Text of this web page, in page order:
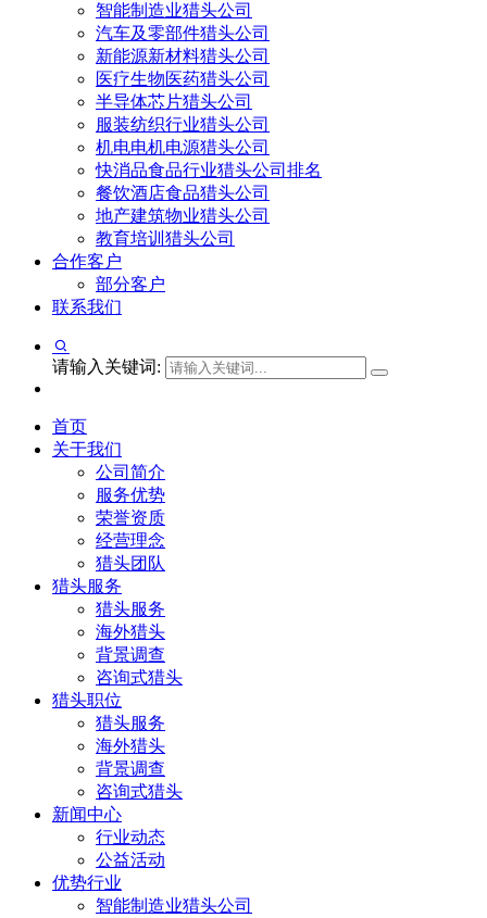
智能制造业猎头公司
汽车及零部件猎头公司
新能源新材料猎头公司
医疗生物医药猎头公司
半导体芯片猎头公司
服装纺织行业猎头公司
机电电机电源猎头公司
快消品食品行业猎头公司排名
餐饮酒店食品猎头公司
地产建筑物业猎头公司
教育培训猎头公司
合作客户
部分客户
联系我们
请输入关键词:
首页
关于我们
公司简介
服务优势
荣誉资质
经营理念
猎头团队
猎头服务
猎头服务
海外猎头
背景调查
咨询式猎头
猎头职位
猎头服务
海外猎头
背景调查
咨询式猎头
新闻中心
行业动态
公益活动
优势行业
智能制造业猎头公司